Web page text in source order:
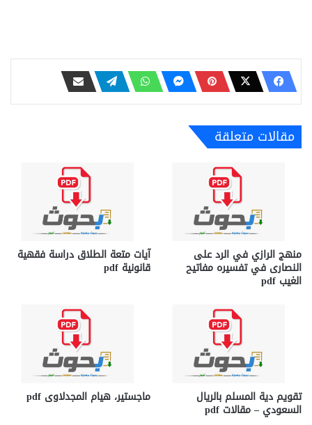
مقالات متعلقة
منهج الرازي في الرد على
النصارى في تفسيره مفاتيح
الغيب pdf
آيات متعة الطلاق دراسة فقهية
قانونية pdf
تقويم دية المسلم بالريال
السعودي – مقالات pdf
ماجستير، هيام المجدلاوى pdf